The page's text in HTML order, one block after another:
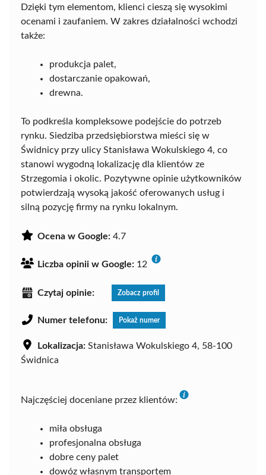
Dzięki tym elementom, klienci cieszą się wysokimi
ocenami i zaufaniem. W zakres działalności wchodzi
także:
produkcja palet,
dostarczanie opakowań,
drewna.
To podkreśla kompleksowe podejście do potrzeb
rynku. Siedziba przedsiębiorstwa mieści się w
Świdnicy przy ulicy Stanisława Wokulskiego 4, co
stanowi wygodną lokalizację dla klientów ze
Strzegomia i okolic. Pozytywne opinie użytkowników
potwierdzają wysoką jakość oferowanych usług i
silną pozycję firmy na rynku lokalnym.
Ocena w Google: 4.7
Liczba opinii w Google: 12
Czytaj opinie: Zobacz profil
Numer telefonu: Pokaż numer
Lokalizacja: Stanisława Wokulskiego 4, 58-100
Świdnica
Najczęściej doceniane przez klientów:
miła obsługa
profesjonalna obsługa
dobre ceny palet
dowóz własnym transportem